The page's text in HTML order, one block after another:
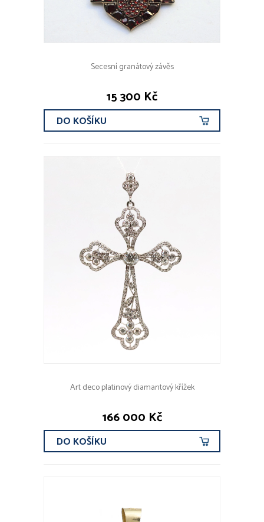
Secesní granátový závěs
15 300 Kč
DO KOŠÍKU
Art deco platinový diamantový křížek
166 000 Kč
DO KOŠÍKU